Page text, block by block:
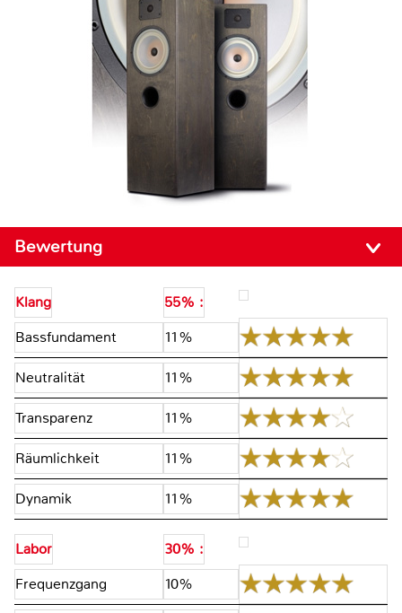
Bewertung
Klang
55% :
Bassfundament
11%
Neutralität 11%
Transparenz 11%
Räumlichkeit 11%
Dynamik 11%
Labor
30% :
Frequenzgang
10%